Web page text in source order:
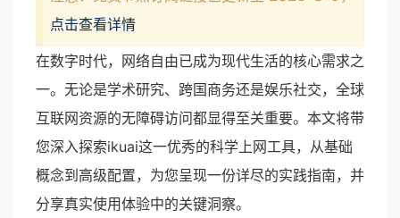
点击查看详情
在数字时代，网络自由已成为现代生活的核心需求之
一。无论是学术研究、跨国商务还是娱乐社交，全球
互联网资源的无障碍访问都显得至关重要。本文将带
您深入探索ikuai这一优秀的科学上网工具，从基础
概念到高级配置，为您呈现一份详尽的实践指南，并
分享真实使用体验中的关键洞察。